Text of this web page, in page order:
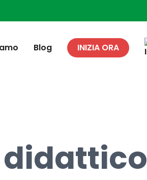
Blog INIZIA ORA
didattico